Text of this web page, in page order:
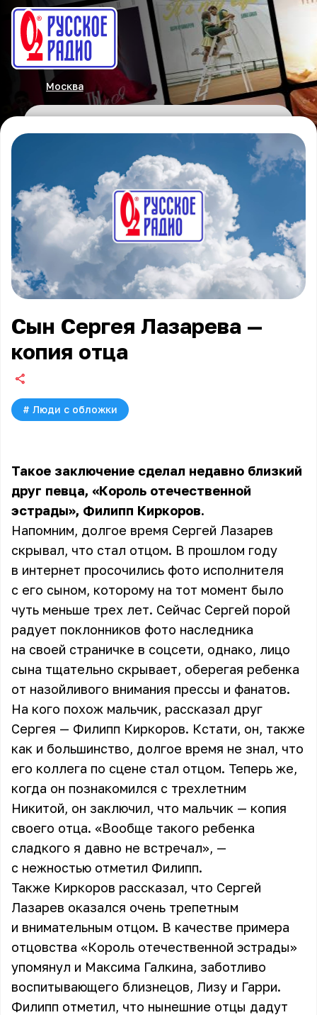
Москва
Сын Сергея Лазарева —
копия отца
# Люди с обложки
Такое заключение сделал недавно близкий
друг певца, «Король отечественной
эстрады», Филипп Киркоров.
Напомним, долгое время Сергей Лазарев
скрывал, что стал отцом. В прошлом году
в интернет просочились фото исполнителя
с его сыном, которому на тот момент было
чуть меньше трех лет. Сейчас Сергей порой
радует поклонников фото наследника
на своей страничке в соцсети, однако, лицо
сына тщательно скрывает, оберегая ребенка
от назойливого внимания прессы и фанатов.
На кого похож мальчик, рассказал друг
Сергея — Филипп Киркоров. Кстати, он, также
как и большинство, долгое время не знал, что
его коллега по сцене стал отцом. Теперь же,
когда он познакомился с трехлетним
Никитой, он заключил, что мальчик — копия
своего отца. «Вообще такого ребенка
сладкого я давно не встречал», —
с нежностью отметил Филипп.
Также Киркоров рассказал, что Сергей
Лазарев оказался очень трепетным
и внимательным отцом. В качестве примера
отцовства «Король отечественной эстрады»
упомянул и Максима Галкина, заботливо
воспитывающего близнецов, Лизу и Гарри.
Филипп отметил, что нынешние отцы дадут